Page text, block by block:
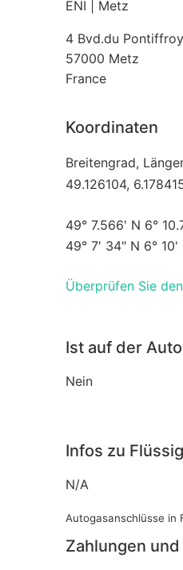
ENI | Metz
4 Bvd.du Pontiffroy
57000 Metz
France
Koordinaten
Breitengrad,
49.126104,
49° 7.566' N 6°
49° 7' 34" N 6° 10'
Überprüfen Sie
Ist auf der
Nein
Infos zu
N/A
Autogasanschlüsse in
Zahlungen